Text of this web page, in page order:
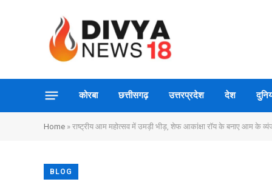
कोरबा छत्तीसगढ़ उत्तरप्रदेश देश
Home » राष्ट्रीय आम महोत्सव में उमड़ी भीड़, शेफ आकांक्षा रॉय के बनाए आम के
BLOG